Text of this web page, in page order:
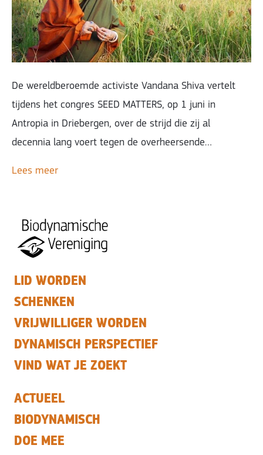
De wereldberoemde activiste Vandana Shiva vertelt
tijdens het congres SEED MATTERS, op 1 juni in
Antropia in Driebergen, over de strijd die zij al
decennia lang voert tegen de overheersende…
Lees meer
LID WORDEN
SCHENKEN
VRIJWILLIGER WORDEN
DYNAMISCH PERSPECTIEF
VIND WAT JE ZOEKT
ACTUEEL
BIODYNAMISCH
DOE MEE